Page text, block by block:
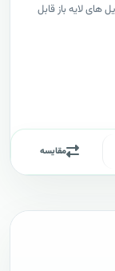
لایه باز قابل
مقایسه